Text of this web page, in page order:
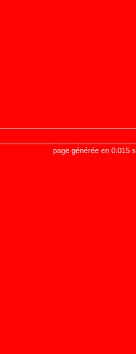
page générée en 0.015 s